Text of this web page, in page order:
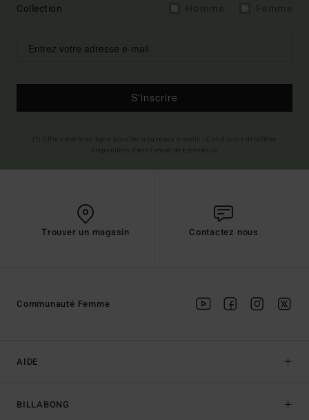
Collection
S'inscrire
Trouver un magasin Contactez nous
AIDE
BILLABONG
Communauté Femme